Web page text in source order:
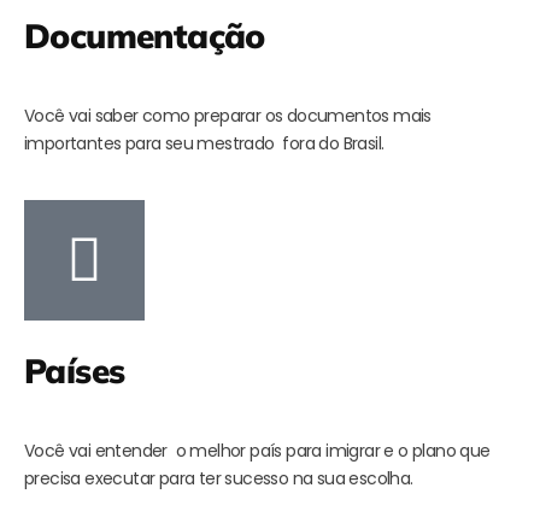
Documentação
Você vai saber como preparar os documentos mais
importantes para seu mestrado fora do Brasil.
Países
Você vai entender o melhor país para imigrar e o plano que
precisa executar para ter sucesso na sua escolha.